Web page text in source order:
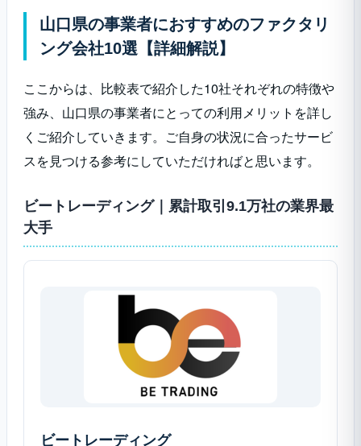
山口県の事業者におすすめのファクタリ
ング会社10選【詳細解説】
ここからは、比較表で紹介した10社それぞれの特徴や
強み、山口県の事業者にとっての利用メリットを詳し
くご紹介していきます。ご自身の状況に合ったサービ
スを見つける参考にしていただければと思います。
ビートレーディング｜累計取引9.1万社の業界最
大手
ビートレーディング